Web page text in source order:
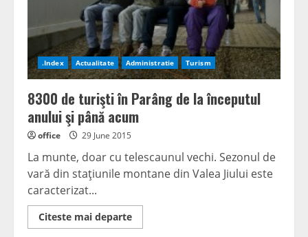
.Index Actualitate Administratie Turism
8300 de turişti în Parâng de la începutul
anului şi până acum
office 29 June 2015
La munte, doar cu telescaunul vechi. Sezonul de
vară din staţiunile montane din Valea Jiului este
caracterizat...
Citeste mai departeRead
more